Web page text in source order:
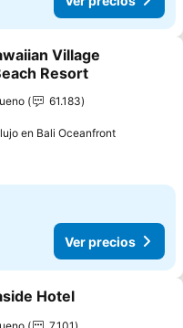
a favoritos
Village
Resort
61.183
en Bali Oceanfront
Ver precios
a favoritos
Hotel